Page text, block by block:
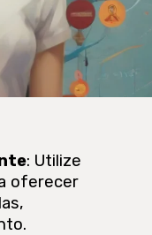
: Utilize
oferecer